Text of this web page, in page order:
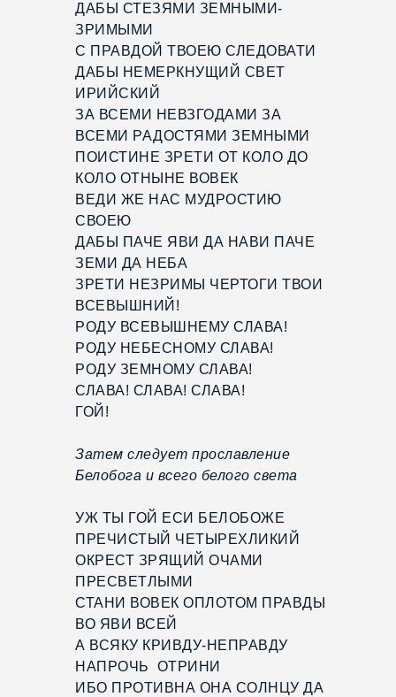
ДАБЫ СТЕЗЯМИ ЗЕМНЫМИ-
ЗРИМЫМИ
С ПРАВДОЙ ТВОЕЮ СЛЕДОВАТИ
ДАБЫ НЕМЕРКНУЩИЙ СВЕТ
ИРИЙСКИЙ
ЗА ВСЕМИ НЕВЗГОДАМИ ЗА
ВСЕМИ РАДОСТЯМИ ЗЕМНЫМИ
ПОИСТИНЕ ЗРЕТИ ОТ КОЛО ДО
КОЛО ОТНЫНЕ ВОВЕК
ВЕДИ ЖЕ НАС МУДРОСТИЮ
СВОЕЮ
ДАБЫ ПАЧЕ ЯВИ ДА НАВИ ПАЧЕ
ЗЕМИ ДА НЕБА
ЗРЕТИ НЕЗРИМЫ ЧЕРТОГИ ТВОИ
ВСЕВЫШНИЙ!
РОДУ ВСЕВЫШНЕМУ СЛАВА!
РОДУ НЕБЕСНОМУ СЛАВА!
РОДУ ЗЕМНОМУ СЛАВА!
СЛАВА! СЛАВА! СЛАВА!
ГОЙ!
Затем следует прославление
Белобога и всего белого света
УЖ ТЫ ГОЙ ЕСИ БЕЛОБОЖЕ
ПРЕЧИСТЫЙ ЧЕТЫРЕХЛИКИЙ
ОКРЕСТ ЗРЯЩИЙ ОЧАМИ
ПРЕСВЕТЛЫМИ
СТАНИ ВОВЕК ОПЛОТОМ ПРАВДЫ
ВО ЯВИ ВСЕЙ
А ВСЯКУ КРИВДУ-НЕПРАВДУ
НАПРОЧЬ ОТРИНИ
ИБО ПРОТИВНА ОНА СОЛНЦУ ДА